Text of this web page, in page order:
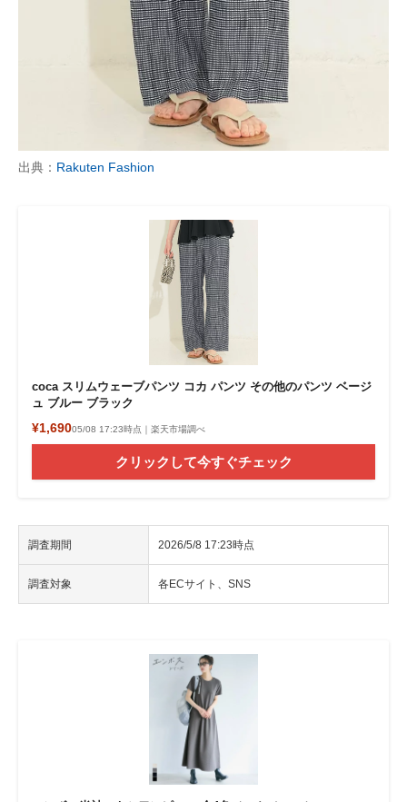
出典： Rakuten Fashion
coca スリムウェーブパンツ コカ パンツ その他のパンツ ベージ
ュ ブルー ブラック
¥1,69005/08 17:23時点｜楽天市場調べ
クリックして今すぐチェック
調査期間 2026/5/8 17:23時点
調査対象 各ECサイト、SNS